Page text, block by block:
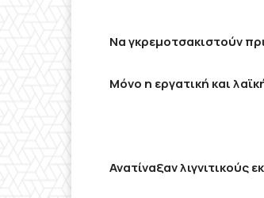
Να γκρεμοτσακιστούν
Μόνο η εργατική και
Ανατίναξαν